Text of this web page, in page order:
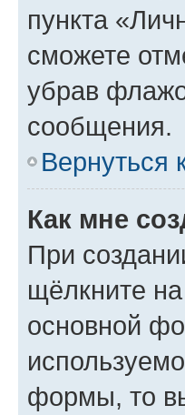
пункта
сможете
убрав
сообщения.
Вернуться
Как мне
При
щёлкните
основной
формы, то